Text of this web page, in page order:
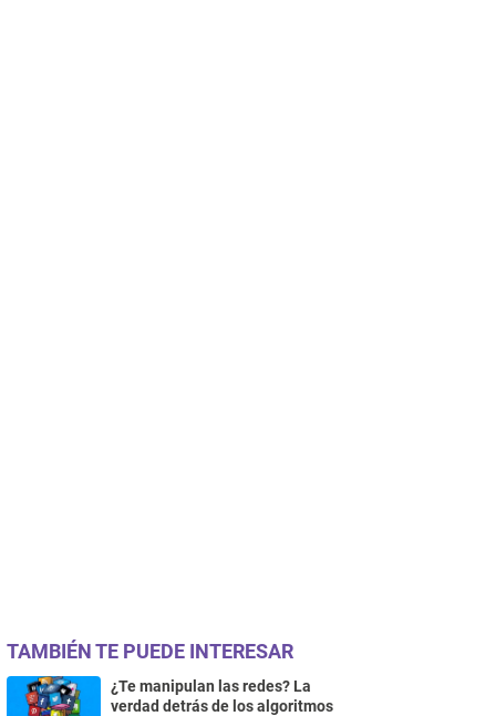
TAMBIÉN TE PUEDE INTERESAR
¿Te manipulan las redes? La
verdad detrás de los algoritmos